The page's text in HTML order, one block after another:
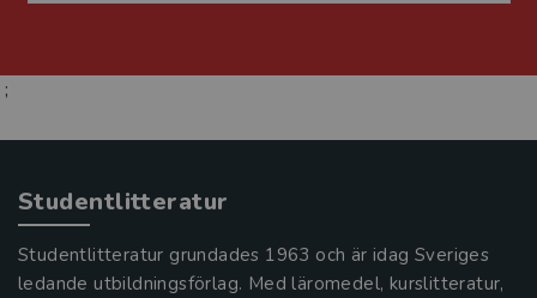
;
Studentlitteratur
Studentlitteratur grundades 1963 och är idag Sveriges
ledande utbildningsförlag. Med läromedel, kurslitteratur,